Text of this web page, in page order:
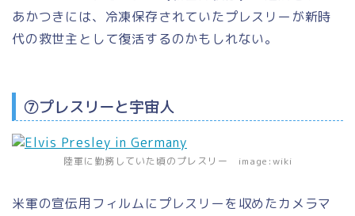
あかつきには、冷凍保存されていたプレスリーが新時
代の救世主として復活するのかもしれない。
⑦プレスリーと宇宙人
陸軍に勤務していた頃のプレスリー image:wiki
米軍の宣伝用フィルムにプレスリーを収めたカメラマ